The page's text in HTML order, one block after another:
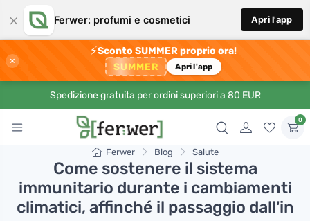
× Ferwer: profumi e cosmetici Apri l'app
×
⚡Sconto SUMMER proprio ora!
SUMMER Apri l'app
Spedizione gratuita per ordini superiori a 80 EUR
0
Ferwer Blog Salute
Come sostenere il sistema
immunitario durante i cambiamenti
climatici, affinché il passaggio dall'in